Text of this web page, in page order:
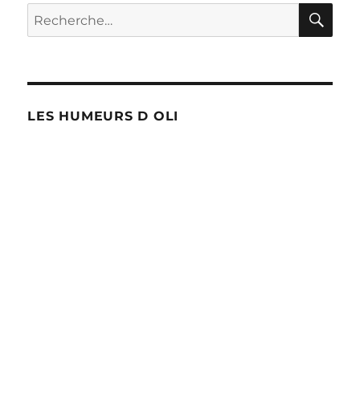
Recherche
pour :
LES HUMEURS D OLI